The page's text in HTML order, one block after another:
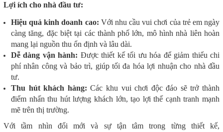
Lợi ích cho nhà đầu tư:
Hiệu quả kinh doanh cao: Với nhu cầu vui chơi của trẻ em ngày
càng tăng, đặc biệt tại các thành phố lớn, mô hình nhà liên hoàn
mang lại nguồn thu ổn định và lâu dài.
Dễ dàng vận hành: Được thiết kế tối ưu hóa để giảm thiểu chi
phí nhân công và bảo trì, giúp tối đa hóa lợi nhuận cho nhà đầu
tư.
Thu hút khách hàng: Các khu vui chơi độc đáo sẽ trở thành
điểm nhấn thu hút lượng khách lớn, tạo lợi thế cạnh tranh mạnh
mẽ trên thị trường.
Với tầm nhìn đổi mới và sự tận tâm trong từng thiết kế,